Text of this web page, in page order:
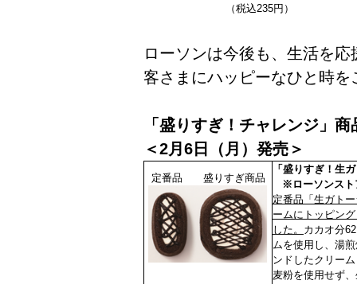
（税込235円）
ローソンは今後も、生活を
客さまにハッピーなひと時を
「盛りすぎ！チャレンジ」商
＜2月6日（月）発売＞
定番品 盛りすぎ商品
「盛りすぎ！生
※ローソンスト
定番品「生ガト
ームにトッピン
した。 カカオ分
ムを使用し、湯
ンドしたクリー
麦粉を使用せず